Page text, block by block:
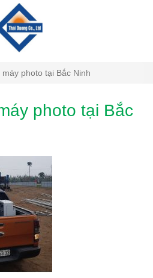
photo tại Bắc Ninh
photo tại Bắc